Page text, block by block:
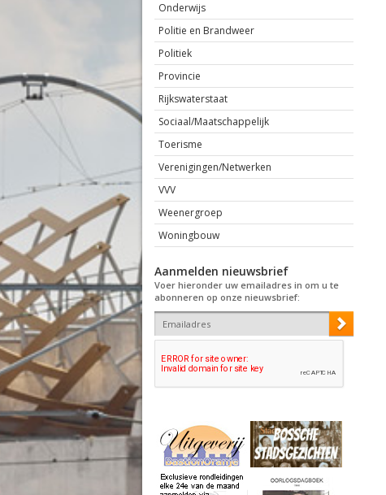
Onderwijs
Politie en Brandweer
Politiek
Provincie
Rijkswaterstaat
Sociaal/Maatschappelijk
Toerisme
Verenigingen/Netwerken
VVV
Weenergroep
Woningbouw
Aanmelden nieuwsbrief
Voer hieronder uw emailadres in om u te
abonneren op onze nieuwsbrief: